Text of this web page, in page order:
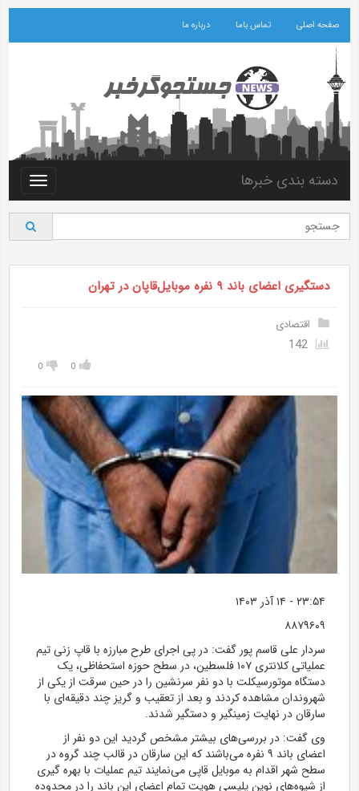
صفحه اصلی تماس باما درباره ما
Toggle
دسته بندی خبرها
دستگیری اعضای باند ۹ نفره موبایل‌قاپان در تهران
اقتصادی
0
0
۲۳:۵۴
۱۴ آذر ۱۴۰۳
۸۸۷۹۶۰۹
سردار علی قاسم پور گفت: در پی اجرای طرح مبارزه با قاپ زنی تیم
عملیاتی کلانتری ۱۰۷ فلسطین، در سطح حوزه استحفاظی، یک
دستگاه موتورسیکلت با دو نفر سرنشین را در حین سرقت از یکی از
شهروندان مشاهده کردند و بعد از تعقیب و گریز چند دقیقه‌ای با
سارقان در نهایت زمینگیر و دستگیر شدند.
وی گفت: در بررسی‌های بیشتر مشخص گردید این دو نفر از
اعضای باند ۹ نفره می‌باشند که این سارقان در قالب چند گروه در
سطح شهر اقدام به موبایل قاپی می‌نمایند تیم عملیات با بهره گیری
از شیوه‌های نوین پلیسی هویت تمام اعضای این باند را در محدوده